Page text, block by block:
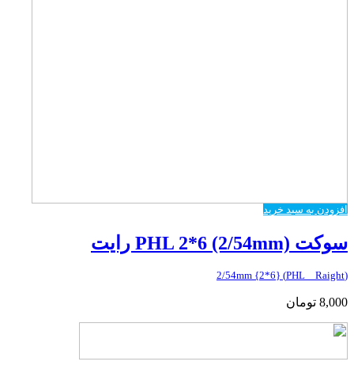
افزودن به سبد خرید
سوکت PHL 2*6 (2/54mm) رایت
(PHL _ Raight) {2*6} 2/54mm
8,000 تومان